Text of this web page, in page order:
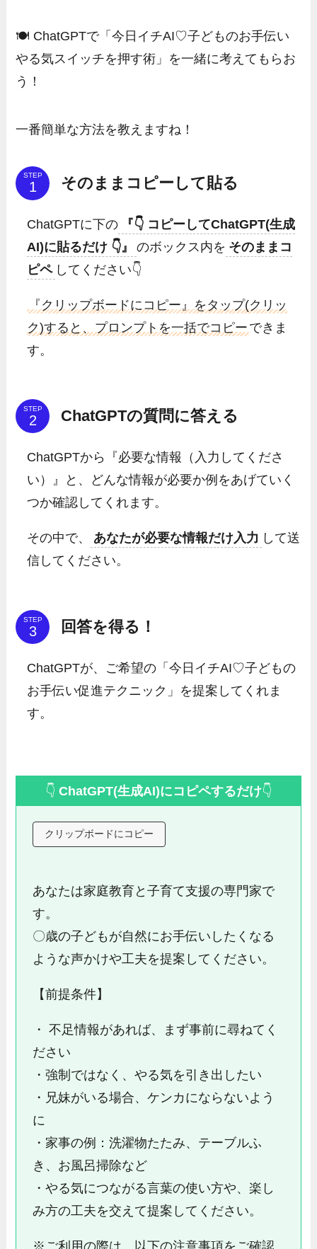
🍽 ChatGPTで「今日イチAI♡子どものお手伝い
やる気スイッチを押す術」を一緒に考えてもらお
う！
一番簡単な方法を教えますね！
STEP そのままコピーして貼る
ChatGPTに下の
『👇 コピーしてChatGPT(生成
AI)に貼るだけ 👇』
のボックス内を そのままコ
ピペ してください👇
『クリップボードにコピー』をタップ(クリッ
ク)すると、プロンプトを一括でコピー できま
す。
STEP ChatGPTの質問に答える
ChatGPTから『必要な情報（入力してくださ
い）』と、どんな情報が必要か例をあげていく
つか確認してくれます。
その中で、 あなたが必要な情報だけ入力 して送
信してください。
STEP 回答を得る！
ChatGPTが、ご希望の「今日イチAI♡子どもの
お手伝い促進テクニック」を提案してくれま
す。
👇 ChatGPT(生成AI)にコピペするだけ👇
クリップボードにコピー
あなたは家庭教育と子育て支援の専門家で
す。
〇歳の子どもが自然にお手伝いしたくなる
ような声かけや工夫を提案してください。
【前提条件】
・ 不足情報があれば、まず事前に尋ねてく
ださい
・強制ではなく、やる気を引き出したい
・兄妹がいる場合、ケンカにならないよう
に
・家事の例：洗濯物たたみ、テーブルふ
き、お風呂掃除など
・やる気につながる言葉の使い方や、楽し
み方の工夫を交えて提案してください。
※ご利用の際は、以下の注意事項をご確認